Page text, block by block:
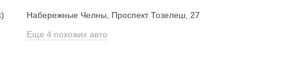
Набережные Челны, Проспект Тозелеш, 27
Еще 4 похожих авто